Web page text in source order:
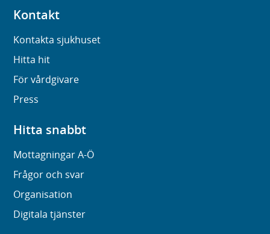
Kontakt
Kontakta sjukhuset
Hitta hit
För vårdgivare
Press
Hitta snabbt
Mottagningar A-Ö
Frågor och svar
Organisation
Digitala tjänster